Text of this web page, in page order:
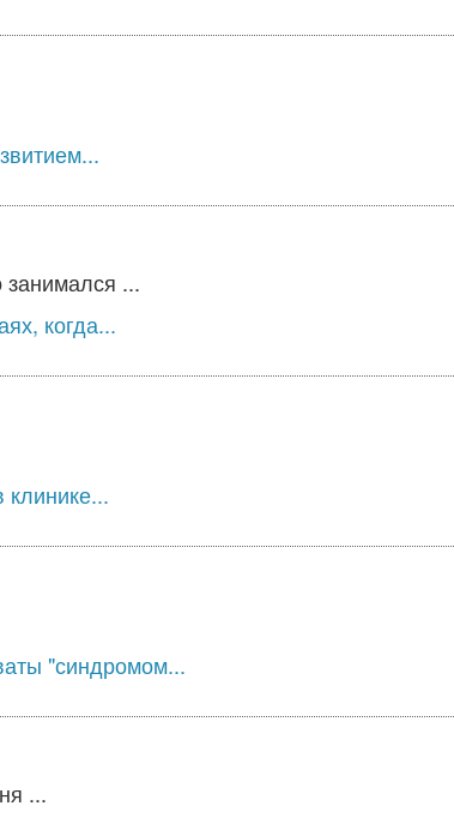
...
когда...
"синдромом...
...